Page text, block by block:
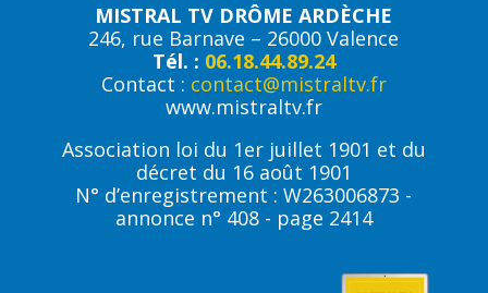
MISTRAL TV DRÔME ARDÈCHE
246, rue Barnave – 26000 Valence
Tél. : 06.18.44.89.24
Contact : contact@mistraltv.fr
www.mistraltv.fr
Association loi du 1er juillet 1901 et du
décret du 16 août 1901
N° d’enregistrement : W263006873 -
annonce n° 408 - page 2414